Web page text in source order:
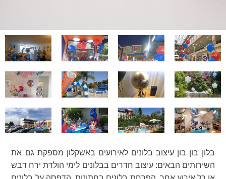
בלון בון בון עיצוב בלונים לאירועים באשקלון מספקת גם את
השירותים הבאים: עיצוב חדרים בבלונים לימי הולדת ירח דבש